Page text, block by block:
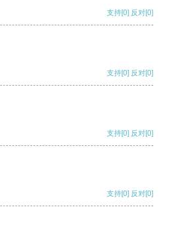
支持[0] 反对[0]
支持[0] 反对[0]
支持[0] 反对[0]
支持[0] 反对[0]